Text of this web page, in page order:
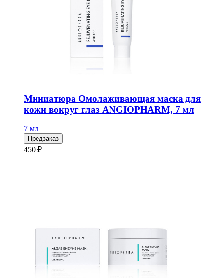
Миниатюра Омолаживающая маска для
кожи вокруг глаз ANGIOPHARM, 7 мл
7 мл
Предзаказ
450 ₽